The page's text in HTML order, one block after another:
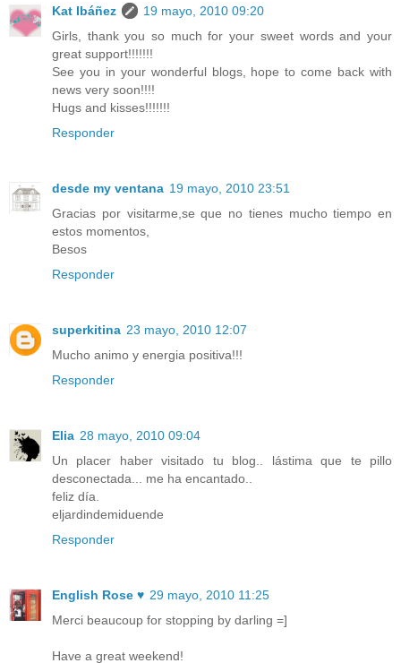
Kat Ibáñez
19 mayo, 2010 09:20
Girls, thank you so much for your sweet words and your
great support!!!!!!!
See you in your wonderful blogs, hope to come back with
news very soon!!!!
Hugs and kisses!!!!!!!
Responder
desde my ventana 19 mayo, 2010 23:51
Gracias por visitarme,se que no tienes mucho tiempo en
estos momentos,
Besos
Responder
superkitina 23 mayo, 2010 12:07
Mucho animo y energia positiva!!!
Responder
Elia 28 mayo, 2010 09:04
Un placer haber visitado tu blog.. lástima que te pillo
desconectada... me ha encantado..
feliz día.
eljardindemiduende
Responder
English Rose ♥ 29 mayo, 2010 11:25
Merci beaucoup for stopping by darling =]
Have a great weekend!